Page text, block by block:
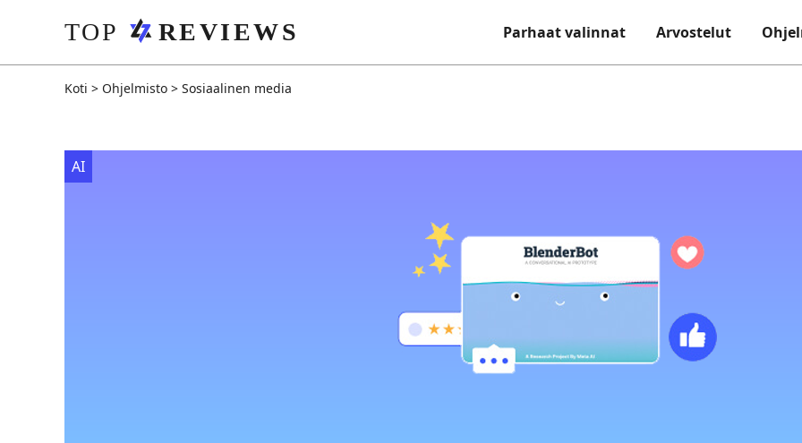
Parhaat valinnat Arvostelut
Koti > Ohjelmisto > Sosiaalinen media
AI